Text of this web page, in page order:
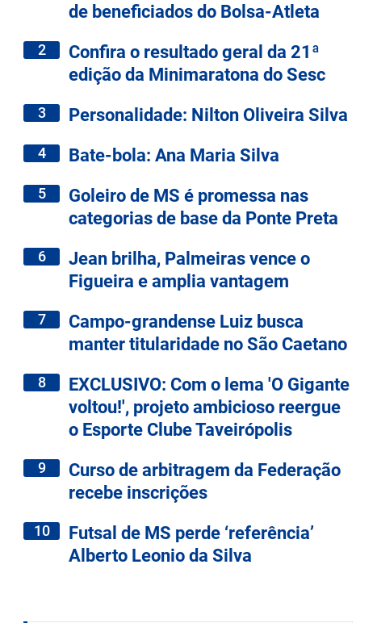
de beneficiados do Bolsa-Atleta
2
Confira o resultado geral da 21ª
edição da Minimaratona do Sesc
3 Personalidade: Nilton Oliveira Silva
4 Bate-bola: Ana Maria Silva
5
Goleiro de MS é promessa nas
categorias de base da Ponte Preta
6
Jean brilha, Palmeiras vence o
Figueira e amplia vantagem
7
Campo-grandense Luiz busca
manter titularidade no São Caetano
8
EXCLUSIVO: Com o lema 'O Gigante
voltou!', projeto ambicioso reergue
o Esporte Clube Taveirópolis
9
Curso de arbitragem da Federação
recebe inscrições
10
Futsal de MS perde ‘referência’
Alberto Leonio da Silva